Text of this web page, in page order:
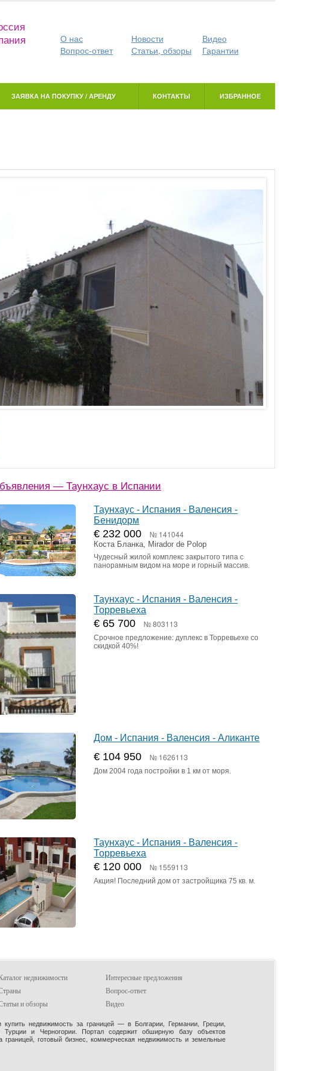
О нас Новости
Видео
Вопрос-ответ
Статьи, обзоры Гарантии
ЗАЯВКА НА ПОКУПКУ / АРЕНДУ КОНТАКТЫ ИЗБРАННОЕ
— Таунхаус в Испании
Таунхаус - Испания - Валенсия -
Бенидорм
€ 232 000 № 141044
Коста Бланка, Mirador de Polop
Чудесный жилой комплекс закрытого типа с
панорамным видом на море и горный массив.
Таунхаус - Испания - Валенсия -
Торревьеха
€ 65 700 № 803113
Срочное предложение: дуплекс в Торревьехе со
скидкой 40%!
Дом - Испания - Валенсия - Аликанте
€ 104 950 № 1626113
Дом 2004 года постройки в 1 км от моря.
Таунхаус - Испания - Валенсия -
Торревьеха
€ 120 000 № 1559113
Акция! Последний дом от застройщика 75 кв. м.
недвижимости
Интересные предложения
Вопрос-ответ
и обзоры Видео
недвижимость за границей — в Болгарии, Германии, Греции,
и Черногории. Портал содержит обширную базу объектов
готовый бизнес, коммерческая недвижимость и земельные